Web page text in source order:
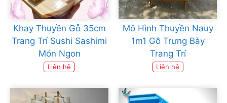
Khay Thuyền Gỗ 35cm
Trang Trí Sushi Sashimi
Món Ngon
Liên hệ
Mô Hình Thuyền Nauy
1m1 Gỗ Trưng Bày
Trang Trí
Liên hệ